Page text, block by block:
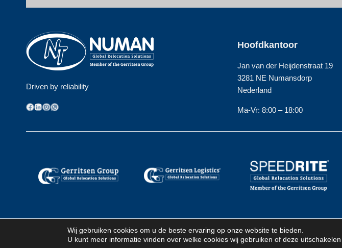
Driven by reliability
Facebook
LinkedIn
Instagram
WhatsApp
Hoofdkantoor
Jan van der Heijdenstraat 19
3281 NE Numansdorp
Nederland
Ma-Vr: 8:00 – 18:00
Algemene voorwaarden Privacybeleid Cookiebeleid
Wij gebruiken cookies om u de beste ervaring op onze website te bieden.
U kunt meer informatie vinden over welke cookies wij gebruiken of deze